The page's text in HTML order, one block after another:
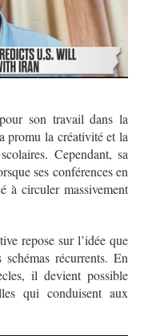
son travail dans la
promu la créativité et la
Cependant, sa
ses conférences en
à circuler massivement
repose sur l’idée que
schémas récurrents. En
il devient possible
qui conduisent aux